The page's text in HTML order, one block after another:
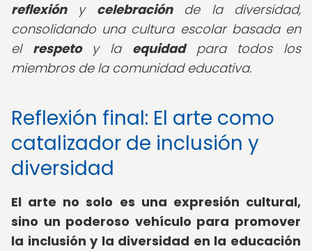
reflexióny celebraciónde la diversidad,
consolidando una cultura escolar basada en
el respetoy la equidadpara todos los
miembros de la comunidad educativa.
Reflexión final: El arte como
catalizador de inclusión y
diversidad
El arte no solo es una expresión cultural,
sino un poderoso vehículo para promover
la inclusión y la diversidad en la educación